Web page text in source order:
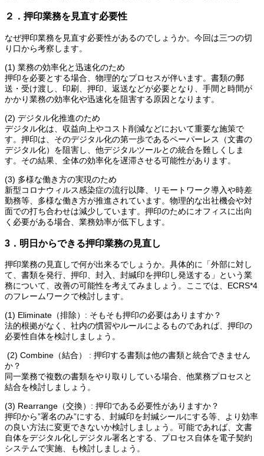
２．押印業務を見直す必要性
なぜ押印業務を見直す必要性があるのでしょうか。今回は三つの切
り口から考察します。
(1) 業務の効率化と迅速化のため
押印を必要とする場合、物理的なプロセスが伴います。書類の郵
送・受け渡し、印刷、押印、返送などが必要となり、手間と時間が
かかり業務の効率化や迅速化を阻害する原因となります。
(2) デジタル化推進のため
デジタル化は、収益向上やコスト削減などにおいて重要な施策で
す。押印は、そのデジタル化の第一歩であるペーパーレス（文書の
デジタル化）を阻害し、他デジタルツールとの統合を難しくしま
す。その結果、全体の効率化を遅滞させる可能性があります。
(3) 多様な働き方の実現のため
新型コロナウィルス感染症の流行以降、リモートワーク導入や時差
勤務等、多様な働き方が推進されています。物理的な出社機会や対
面での打ち合わせは減少しています。押印のためにオフィスに出向
く必要がある場合、業務効率が低下します。
3．明日からできる押印業務の見直し
押印業務の見直しで何が出来るでしょうか。具体的に「外部に対し
て、書類を発行、押印、封入、封緘印を押印し発送する」という業
務について、改善の可能性を考えてみましょう。ここでは、ECRS*4
のフレームワークで検討します。
(1) Eliminate（排除）: そもそも押印の必要はありますか？
法的根拠がなく、社内の慣習やルールによるものであれば、押印の
必要性自体を検討しましょう。
(2) Combine（結合） : 押印する書類は他の書類と統合できません
か？
同一業務で複数の書類をやり取りしている場合、他業務プロセスと
結合を検討しましょう。
(3) Rearrange（交換）: 押印である必要性がありますか？
押印から”署名のみ”にする、封緘印を封緘シールにする等、より効率
の良い方法に変更できないか検討しましょう。可能であれば、文書
自体をデジタル化しデジタル署名とする、プロセス自体を電子契約
システムで実施、も検討しましょう。